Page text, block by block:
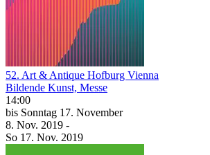
52. Art & Antique Hofburg Vienna
Bildende Kunst, Messe
14:00
bis Sonntag 17. November
8. Nov. 2019 -
So 17. Nov. 2019